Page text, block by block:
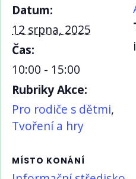
Datum:
12 srpna, 2025
Čas:
10:00 - 15:00
Rubriky Akce:
Pro rodiče s dětmi,
Tvoření a hry
MÍSTO KONÁNÍ